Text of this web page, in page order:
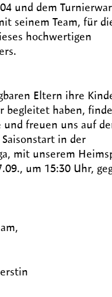
und dem
seinem Team, für
hochwertigen
Eltern ihre
begleitet haben,
und freuen uns auf
in der
mit unserem
um 15:30 Uhr,